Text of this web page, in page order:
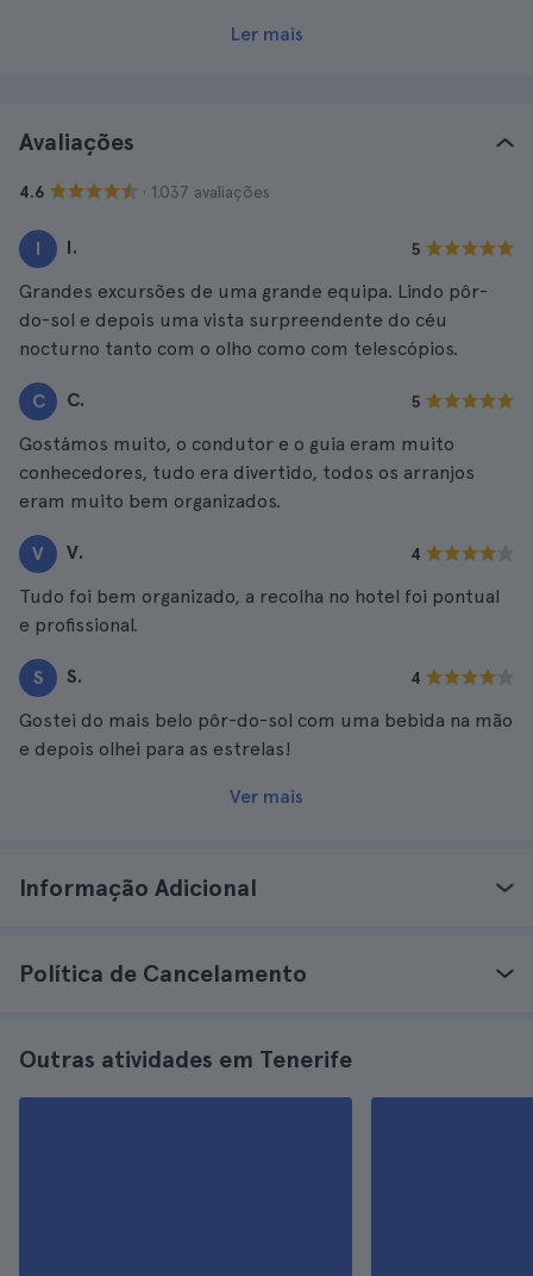
Ler mais
Avaliações
4.6 · 1.037 avaliações
I I. 5
Grandes excursões de uma grande equipa. Lindo pôr-
do-sol e depois uma vista surpreendente do céu
nocturno tanto com o olho como com telescópios.
C C. 5
Gostámos muito, o condutor e o guia eram muito
conhecedores, tudo era divertido, todos os arranjos
eram muito bem organizados.
V V. 4
Tudo foi bem organizado, a recolha no hotel foi pontual
e profissional.
S S. 4
Gostei do mais belo pôr-do-sol com uma bebida na mão
e depois olhei para as estrelas!
Ver mais
Informação Adicional
Política de Cancelamento
Outras atividades em Tenerife